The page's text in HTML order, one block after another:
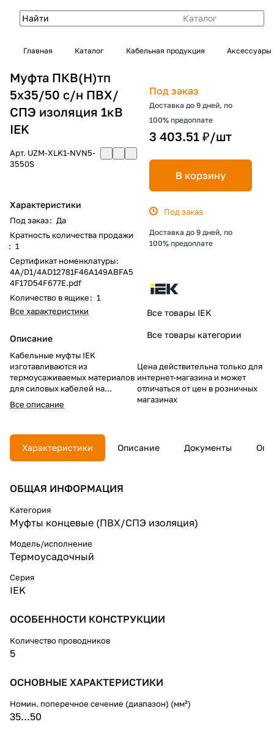
Каталог
Главная Каталог Кабельная продукция Аксессуары
Муфта ПКВ(Н)тп
5х35/50 с/н ПВХ/
СПЭ изоляция 1кВ
IEK
Арт. UZM-XLK1-NVN5-
3550S
Характеристики
Под заказ: Да
Кратность количества продажи
: 1
Сертификат номенклатуры:
4A/D1/4AD12781F46A149ABFA5
4F17D54F677E.pdf
Количество в ящике: 1
Все характеристики
Описание
Кабельные муфты IEK
изготавливаются из
термоусаживаемых материалов
для силовых кабелей на
напряжение до 1 кВ с
различными типами защитного
широкого диапазона сечений
токопроводящих жил.
наружной установки
присоединения потребителей к
электросети с помощью одно-,
двух-, трех-, четырех-,
пятижильных силовых кабелей
с ПВХ/СПЭ изоляцией без
брони и экрана на напряжение
до 1 кВ постоянного и
переменного тока.
монтажа на кабелях типа:
аналогов и модификаций.
Все описание
Под заказ
Доставка до 9 дней, по
100% предоплате
3 403.51 ₽/шт
В корзину
Под заказ
Доставка до 9 дней, по
100% предоплате
Все товары IEK
Все товары категории
Цена действительна только для
интернет-магазина и может
отличаться от цен в розничных
магазинах
Характеристики Описание Документы
ОБЩАЯ ИНФОРМАЦИЯ
Категория
Муфты концевые (ПВХ/СПЭ изоляция)
Модель/исполнение
Термоусадочный
Серия
IEK
ОСОБЕННОСТИ КОНСТРУКЦИИ
Количество проводников
5
ОСНОВНЫЕ ХАРАКТЕРИСТИКИ
Номин. поперечное сечение (диапазон) (мм²)
35...50